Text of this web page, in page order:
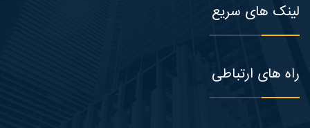
لینک های سریع
راه های ارتباطی